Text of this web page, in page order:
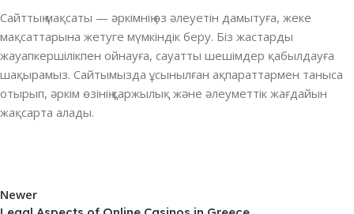
Сайттың мақсаты — әркімнің өз әлеуетін дамытуға, жеке
мақсаттарына жетуге мүмкіндік беру. Біз жастарды
жауапкершілікпен ойнауға, сауатты шешімдер қабылдауға
шақырамыз. Сайтымызда ұсынылған ақпараттармен таныса
отырып, әркім өзінің қаржылық және әлеуметтік жағдайын
жақсарта алады.
Newer